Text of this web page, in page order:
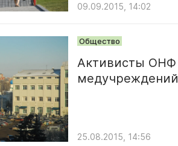
09.09.2015, 14:02
Общество
Активисты ОНФ
медучреждений
25.08.2015, 14:56